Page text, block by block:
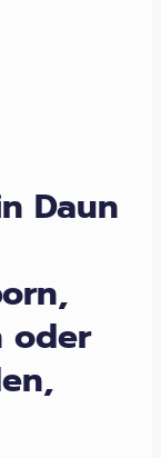
Daun
oder